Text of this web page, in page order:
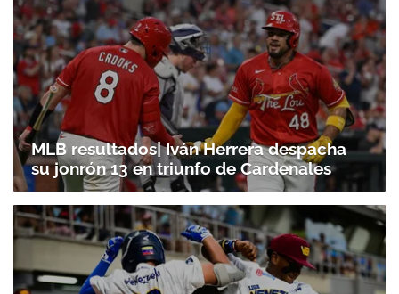
MLB resultados| Iván Herrera despacha
su jonrón 13 en triunfo de Cardenales